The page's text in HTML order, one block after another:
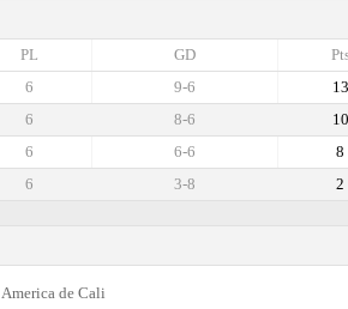
GD
PL
13
9-6
6
10
8-6
6
8
6-6
6
2
3-8
6
America de Cali